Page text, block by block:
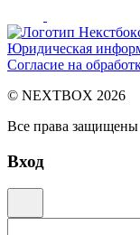
Юридическая
Согласие на
© NEXTBOX 2026
Все права защищены
Вход